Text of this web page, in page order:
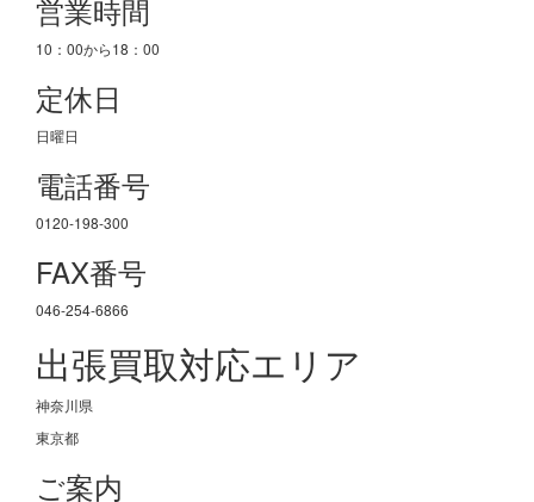
営業時間
10：00から18：00
定休日
日曜日
電話番号
0120-198-300
FAX番号
046-254-6866
出張買取対応エリア
神奈川県
東京都
ご案内